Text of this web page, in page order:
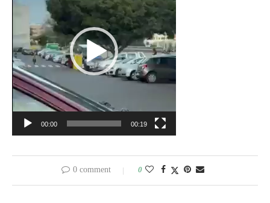
00:00 00:19
0 comment 0